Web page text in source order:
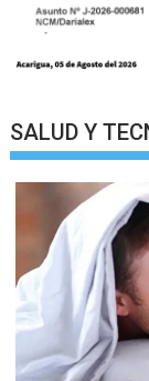
SALUD Y